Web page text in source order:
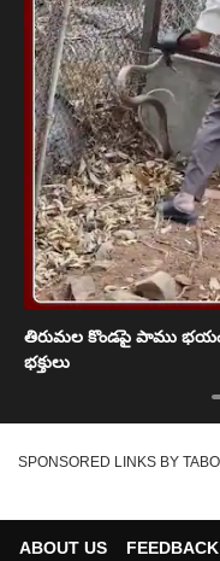
తిరుమల కొండపై పాము
భక్తులు
SPONSORED LINKS BY
ABOUT US FEEDBACK